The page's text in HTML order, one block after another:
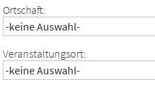
Ortschaft:
Veranstaltungsort: